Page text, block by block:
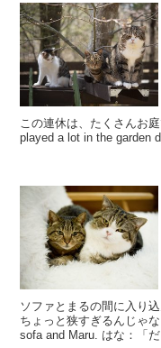
この連休は、たくさんお
played a lot in the garden
ソファとまるの間に入り
ちょっと狭すぎるんじゃ
sofa and